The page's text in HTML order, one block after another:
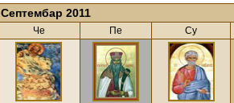
Септембар 2011
Че Пе Су